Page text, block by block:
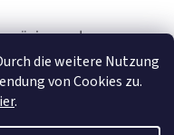
die weitere Nutzung
von Cookies zu.
.
präzise und